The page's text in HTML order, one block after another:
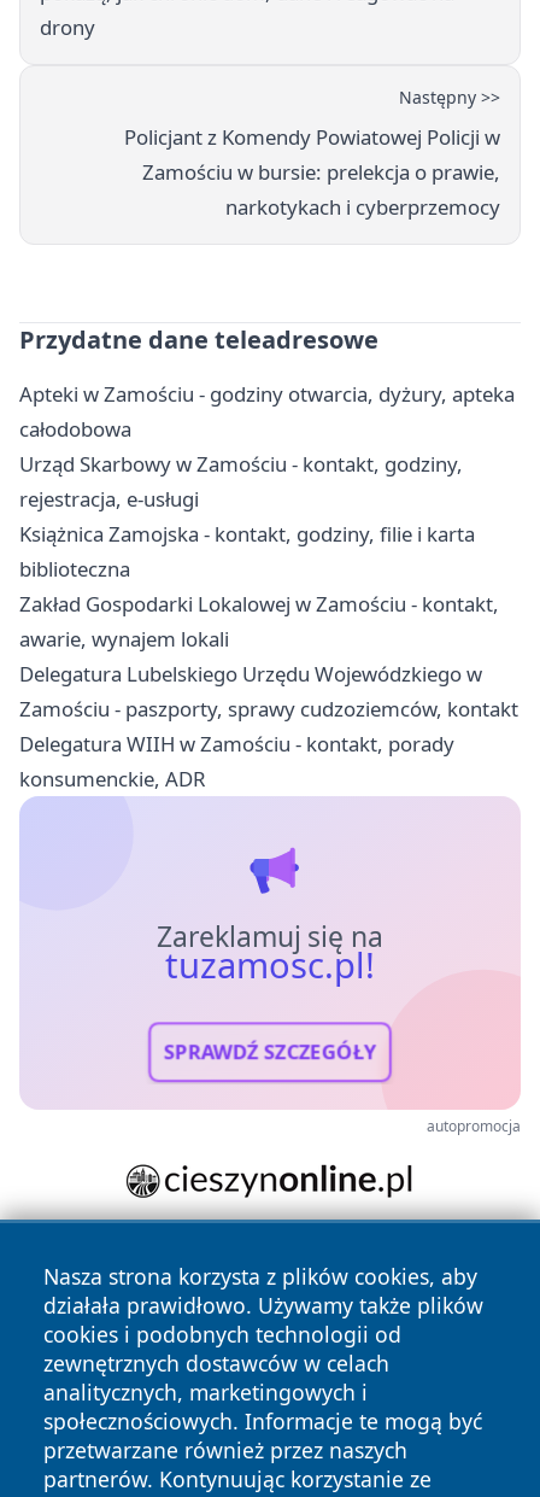
drony
Następny >>
Policjant z Komendy Powiatowej Policji w
Zamościu w bursie: prelekcja o prawie,
narkotykach i cyberprzemocy
Przydatne dane teleadresowe
Apteki w Zamościu - godziny otwarcia, dyżury, apteka
całodobowa
Urząd Skarbowy w Zamościu - kontakt, godziny,
rejestracja, e-usługi
Książnica Zamojska - kontakt, godziny, filie i karta
biblioteczna
Zakład Gospodarki Lokalowej w Zamościu - kontakt,
awarie, wynajem lokali
Delegatura Lubelskiego Urzędu Wojewódzkiego w
Zamościu - paszporty, sprawy cudzoziemców, kontakt
Delegatura WIIH w Zamościu - kontakt, porady
konsumenckie, ADR
Zareklamuj się na
tuzamosc.pl!
SPRAWDŹ SZCZEGÓŁY
autopromocja
Nasza strona korzysta z plików cookies, aby
działała prawidłowo. Używamy także plików
cookies i podobnych technologii od
zewnętrznych dostawców w celach
analitycznych, marketingowych i
społecznościowych. Informacje te mogą być
przetwarzane również przez naszych
partnerów. Kontynuując korzystanie ze
Copyright © 2026 tuzamosc.pl Wszystkie prawa zastrzeżone.
Polityka
Polityka